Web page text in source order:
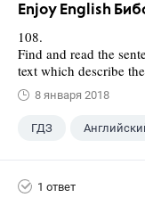
Enjoy English
108.
Find and read the
text which describe
8 января 2018
ГДЗ
1 ответ